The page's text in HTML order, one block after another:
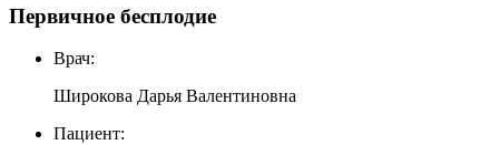
Первичное бесплодие
Врач:
Широкова Дарья Валентиновна
Пациент: